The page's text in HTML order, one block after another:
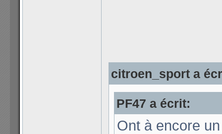
citroen_sport a
PF47 a écrit:
Ont à encore